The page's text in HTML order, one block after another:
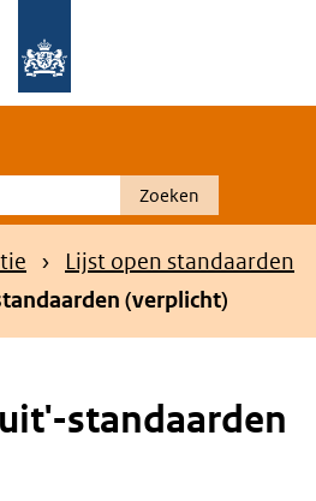
Zoeken
Lijst open standaarden
(verplicht)
standaarden